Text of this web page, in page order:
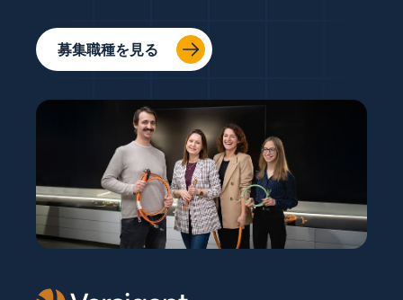
募集職種を見る